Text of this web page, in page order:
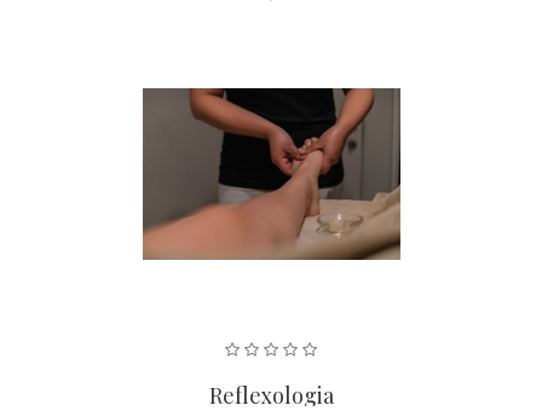
Reflexologia